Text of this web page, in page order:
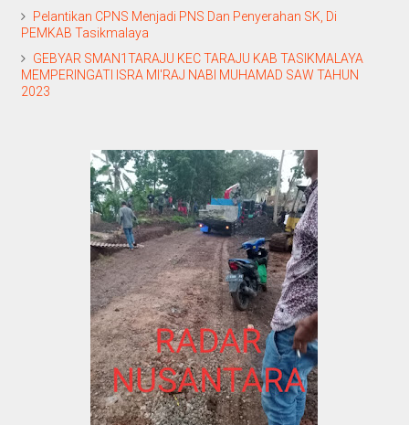
Pelantikan CPNS Menjadi PNS Dan Penyerahan SK, Di
PEMKAB Tasikmalaya
GEBYAR SMAN1TARAJU KEC TARAJU KAB TASIKMALAYA
MEMPERINGATI ISRA MI'RAJ NABI MUHAMAD SAW TAHUN
2023